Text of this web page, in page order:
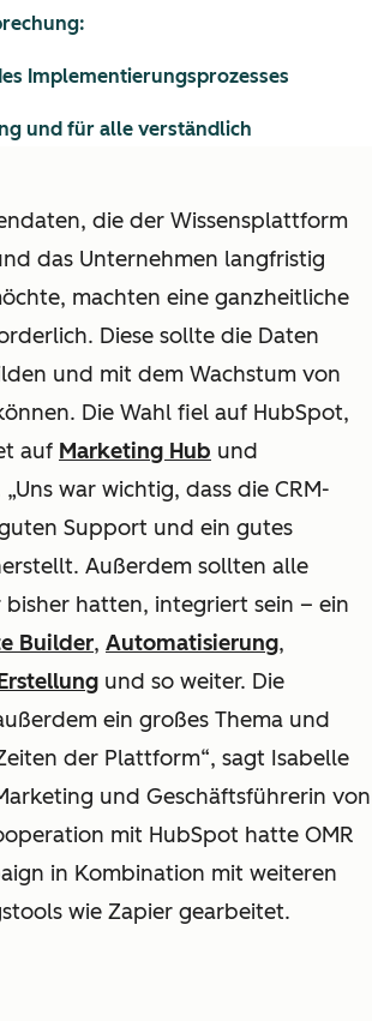
die der Wissensplattform
das Unternehmen langfristig
machten eine ganzheitliche
Diese sollte die Daten
und mit dem Wachstum von
Die Wahl fiel auf HubSpot,
auf Marketing Hub und
„Uns war wichtig, dass die CRM-
Support und ein gutes
Außerdem sollten alle
bisher hatten, integriert sein – ein
Builder, Automatisierung,
und so weiter. Die
ein großes Thema und
der Plattform“, sagt Isabelle
und Geschäftsführerin von
mit HubSpot hatte OMR
in Kombination mit weiteren
wie Zapier gearbeitet.
Implementierungsprozesses
und für alle verständlich